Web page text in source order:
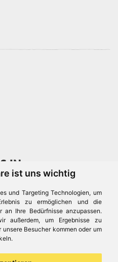
ist uns wichtig
und Targeting Technologien, um
zu ermöglichen und die
an Ihre Bedürfnisse anzupassen.
außerdem, um Ergebnisse zu
Besucher kommen oder um
IN